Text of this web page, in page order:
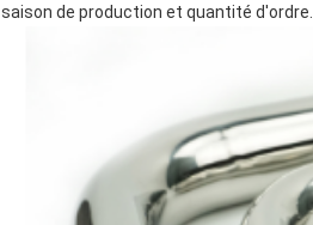
saison de production et quantité d'ordre.